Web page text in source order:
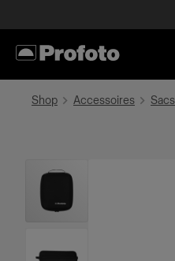
Shop Accessoires